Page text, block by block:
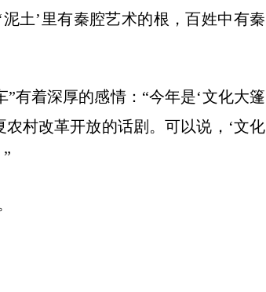
土’里有秦腔艺术的根，百姓中有秦
着深厚的感情：“今年是‘文化大篷
村改革开放的话剧。可以说，‘文化